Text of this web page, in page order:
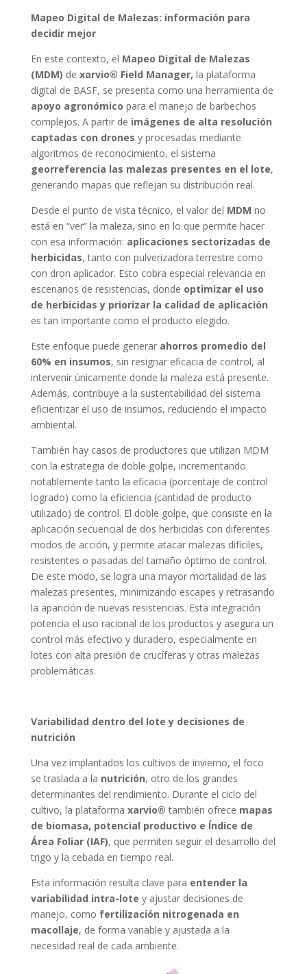
Mapeo Digital de Malezas: información para
decidir mejor
En este contexto, el Mapeo Digital de Malezas
(MDM) de xarvio® Field Manager, la plataforma
digital de BASF, se presenta como una herramienta de
apoyo agronómico para el manejo de barbechos
complejos. A partir de imágenes de alta resolución
captadas con drones y procesadas mediante
algoritmos de reconocimiento, el sistema
georreferencia las malezas presentes en el lote,
generando mapas que reflejan su distribución real.
Desde el punto de vista técnico, el valor del MDM no
está en “ver” la maleza, sino en lo que permite hacer
con esa información: aplicaciones sectorizadas de
herbicidas, tanto con pulverizadora terrestre como
con dron aplicador. Esto cobra especial relevancia en
escenarios de resistencias, donde optimizar el uso
de herbicidas y priorizar la calidad de aplicación
es tan importante como el producto elegido.
Este enfoque puede generar ahorros promedio del
60% en insumos, sin resignar eficacia de control, al
intervenir únicamente donde la maleza está presente.
Además, contribuye a la sustentabilidad del sistema
eficientizar el uso de insumos, reduciendo el impacto
ambiental.
También hay casos de productores que utilizan MDM
con la estrategia de doble golpe, incrementando
notablemente tanto la eficacia (porcentaje de control
logrado) como la eficiencia (cantidad de producto
utilizado) de control. El doble golpe, que consiste en la
aplicación secuencial de dos herbicidas con diferentes
modos de acción, y permite atacar malezas difíciles,
resistentes o pasadas del tamaño óptimo de control.
De este modo, se logra una mayor mortalidad de las
malezas presentes, minimizando escapes y retrasando
la aparición de nuevas resistencias. Esta integración
potencia el uso racional de los productos y asegura un
control más efectivo y duradero, especialmente en
lotes con alta presión de crucíferas y otras malezas
problemáticas.
Variabilidad dentro del lote y decisiones de
nutrición
Una vez implantados los cultivos de invierno, el foco
se traslada a la nutrición, otro de los grandes
determinantes del rendimiento. Durante el ciclo del
cultivo, la plataforma xarvio® también ofrece mapas
de biomasa, potencial productivo e Índice de
Área Foliar (IAF), que permiten seguir el desarrollo del
trigo y la cebada en tiempo real.
Esta información resulta clave para entender la
variabilidad intra-lote y ajustar decisiones de
manejo, como fertilización nitrogenada en
macollaje, de forma variable y ajustada a la
necesidad real de cada ambiente.